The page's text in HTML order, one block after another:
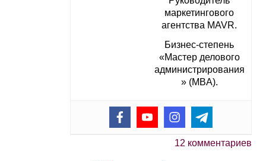
маркетингового
агентства MAVR.
Бизнес-степень
«Мастер делового
администрирования
» (MBA).
12 комментариев